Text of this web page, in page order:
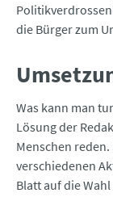
die Bürger zum
Was kann man
Lösung der
Menschen
verschiedenen
Blatt auf die